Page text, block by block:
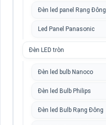
Đèn led panel Rạng Đông
Led Panel Panasonic
Đèn LED tròn
Đèn led bulb Nanoco
Đèn led Bulb Philips
Đèn led Bulb Rạng Đông